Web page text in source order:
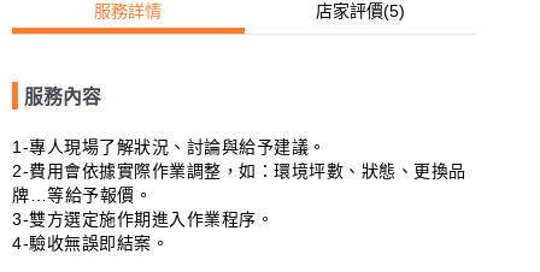
服務詳情 店家評價(5)
服務內容
1-專人現場了解狀況、討論與給予建議。
2-費用會依據實際作業調整，如：環境坪數、狀態、更換品
牌…等給予報價。
3-雙方選定施作期進入作業程序。
4-驗收無誤即結案。